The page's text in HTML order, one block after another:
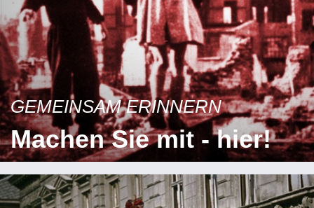
GEMEINSAM ERINNERN
Machen Sie mit - hier!